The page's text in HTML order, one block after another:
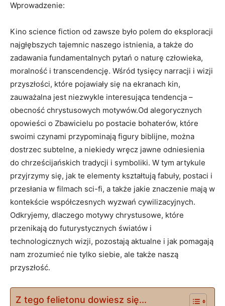
Wprowadzenie:
Kino science fiction od zawsze było polem do eksploracji
najgłębszych tajemnic naszego istnienia, a także do
zadawania fundamentalnych pytań o naturę człowieka,
moralność i transcendencję. Wśród tysięcy narracji i wizji
przyszłości, które pojawiały się na ekranach kin,
zauważalna jest niezwykle interesująca tendencja –
obecność chrystusowych motywów.Od alegorycznych
opowieści o Zbawicielu po postacie bohaterów, które
swoimi czynami przypominają figury biblijne, można
dostrzec subtelne, a niekiedy wręcz jawne odniesienia
do chrześcijańskich tradycji i symboliki. W tym artykule
przyjrzymy się, jak te elementy kształtują fabuły, postaci i
przesłania w filmach sci-fi, a także jakie znaczenie mają w
kontekście współczesnych wyzwań cywilizacyjnych.
Odkryjemy, dlaczego motywy chrystusowe, które
przenikają do futurystycznych światów i
technologicznych wizji, pozostają aktualne i jak pomagają
nam zrozumieć nie tylko siebie, ale także naszą
przyszłość.
Z tego felietonu dowiesz się...